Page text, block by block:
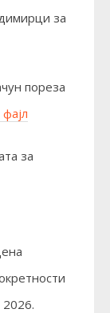
за
пореза
за